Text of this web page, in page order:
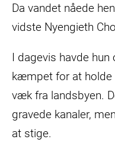
Da vandet nåede
vidste Nyengieth
I dagevis havde
kæmpet for at holde
væk fra landsbyen.
gravede kanaler,
at stige.